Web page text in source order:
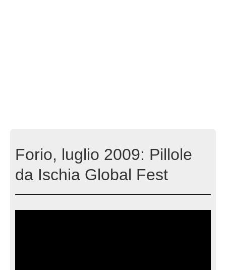
Forio, luglio 2009: Pillole
da Ischia Global Fest